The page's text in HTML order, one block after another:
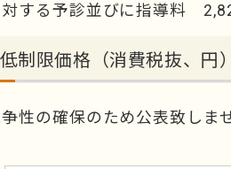
する予診並びに指導料
制限価格（消費税抜、円
性の確保のため公表致しませ